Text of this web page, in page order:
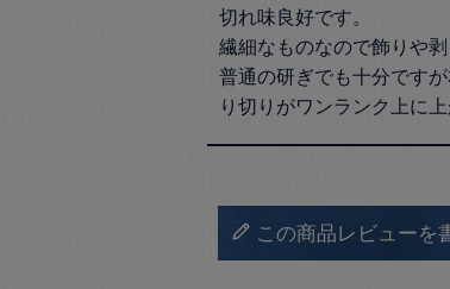
切れ味良好です。
繊細なものなので飾りや
普通の研ぎでも十分です
この商品レビューを